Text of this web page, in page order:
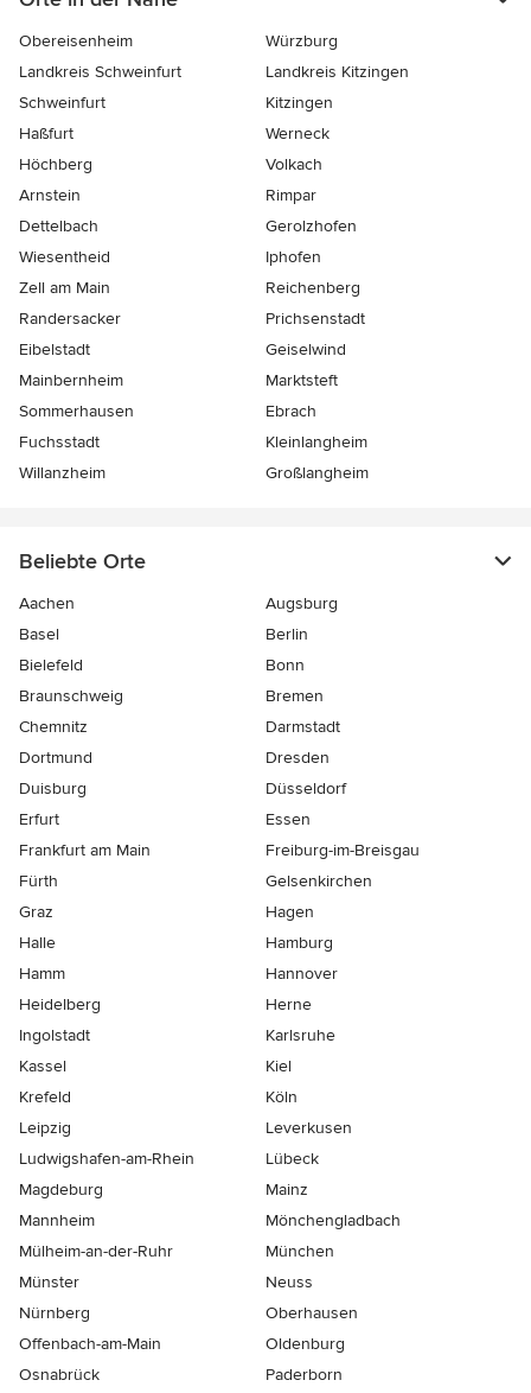
Obereisenheim
Würzburg
Landkreis Schweinfurt
Landkreis Kitzingen
Schweinfurt
Kitzingen
Haßfurt
Werneck
Höchberg
Volkach
Arnstein
Rimpar
Dettelbach
Gerolzhofen
Wiesentheid
Iphofen
Zell am Main
Reichenberg
Randersacker
Prichsenstadt
Eibelstadt
Geiselwind
Mainbernheim
Marktsteft
Sommerhausen
Ebrach
Fuchsstadt
Kleinlangheim
Willanzheim
Großlangheim
Beliebte Orte
Aachen
Augsburg
Basel
Berlin
Bielefeld
Bonn
Braunschweig
Bremen
Chemnitz
Darmstadt
Dortmund
Dresden
Duisburg
Düsseldorf
Erfurt
Essen
Frankfurt am Main
Freiburg-im-Breisgau
Fürth
Gelsenkirchen
Graz
Hagen
Halle
Hamburg
Hamm
Hannover
Heidelberg
Herne
Ingolstadt
Karlsruhe
Kassel
Kiel
Krefeld
Köln
Leipzig
Leverkusen
Ludwigshafen-am-Rhein
Lübeck
Magdeburg
Mainz
Mannheim
Mönchen­gladbach
Mülheim-an-der-Ruhr
München
Münster
Neuss
Nürnberg
Oberhausen
Offenbach-am-Main
Oldenburg
Osnabrück
Paderborn